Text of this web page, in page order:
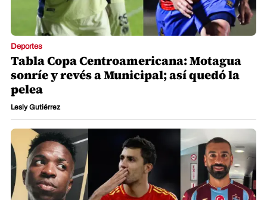
Deportes
Tabla Copa Centroamericana: Motagua
sonríe y revés a Municipal; así quedó la
pelea
Lesly Gutiérrez